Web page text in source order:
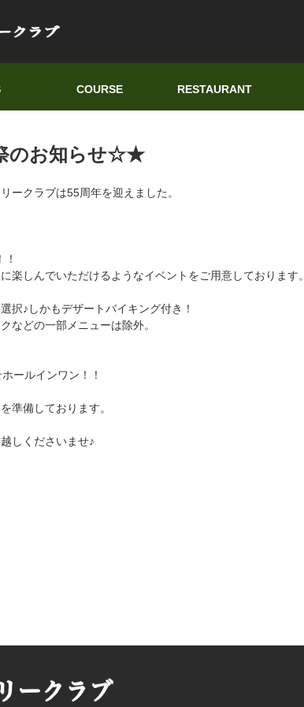
COURSE RESTAURANT
のお知らせ☆★
クラブは55周年を迎えました。
楽しんでいただけるようなイベントをご用意しております。
択♪しかもデザートバイキング付き！
などの一部メニューは除外。
ールインワン！！
準備しております。
しくださいませ♪